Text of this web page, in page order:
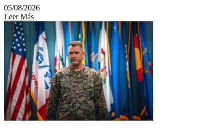
05/08/2026
Leer Más